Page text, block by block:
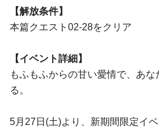
【解放条件】
本篇クエスト02-28をクリア
【イベント詳細】
もふもふからの甘い愛情で、あ
る。
5月27日(土)より、新期間限定イ